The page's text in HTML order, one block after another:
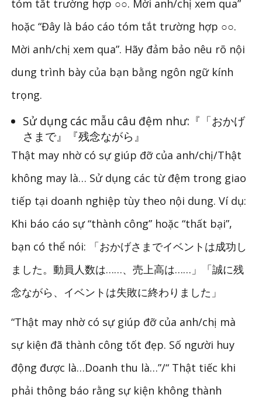
tóm tắt trường hợp ○○. Mời anh/chị xem qua”
hoặc “Đây là báo cáo tóm tắt trường hợp ○○.
Mời anh/chị xem qua”. Hãy đảm bảo nêu rõ nội
dung trình bày của bạn bằng ngôn ngữ kính
trọng.
Sử dụng các mẫu câu đệm như:『「おかげ
さまで』『残念ながら』
Thật may nhờ có sự giúp đỡ của anh/chị/Thật
không may là… Sử dụng các từ đệm trong giao
tiếp tại doanh nghiệp tùy theo nội dung. Ví dụ:
Khi báo cáo sự “thành công” hoặc “thất bại”,
bạn có thể nói: 「おかげさまでイベントは成功し
ました。動員人数は……、売上高は……」「誠に残
念ながら、イベントは失敗に終わりました」
“Thật may nhờ có sự giúp đỡ của anh/chị mà
sự kiện đã thành công tốt đẹp. Số người huy
động được là…Doanh thu là…”/“ Thật tiếc khi
phải thông báo rằng sự kiện không thành